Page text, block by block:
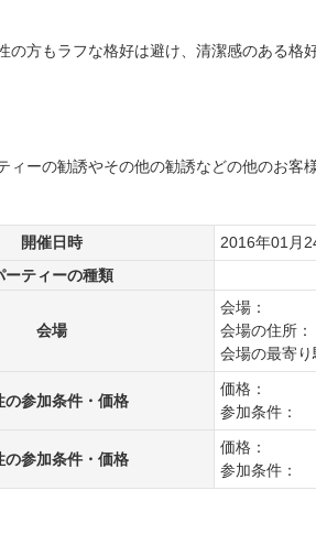
方もラフな格好は避け、清潔感のある格
ィーの勧誘やその他の勧誘などの他のお客
開催日時
2016年01月
ーティーの種類
会場
会場：
会場の住所：
会場の最寄り
の参加条件・価格
価格：
参加条件：
の参加条件・価格
価格：
参加条件：